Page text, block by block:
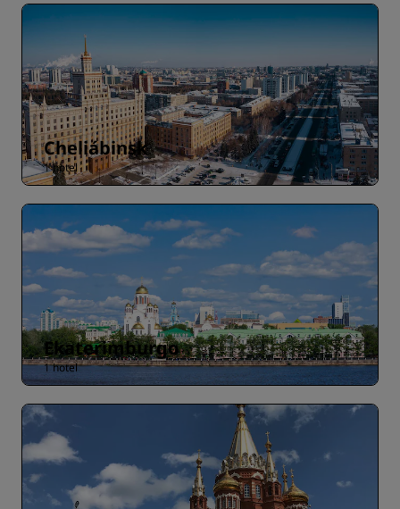
Cheliábinsk
1 hotel
Ekaterimburgo
1 hotel